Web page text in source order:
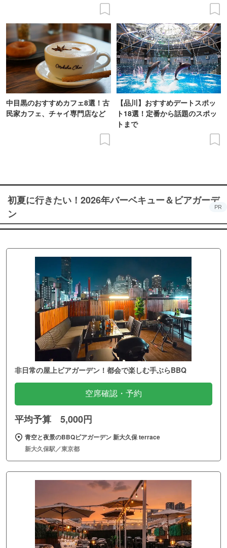
中目黒のおすすめカフェ8選！古
民家カフェ、チャイ専門店など
【品川】おすすめデートスポッ
ト18選！定番から話題のスポッ
トまで
初夏に行きたい！2026年バーベキュー＆ビアガーデ
ン
PR
非日常の屋上ビアガーデン！都会で楽しむ手ぶらBBQ
空席確認・予約
平均予算 5,000円
青空と夜景のBBQビアガーデン 新大久保 terrace
新大久保駅／東京都